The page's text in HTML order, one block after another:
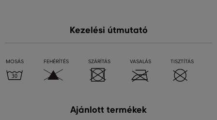
Kezelési útmutató
MOSÁS FEHÉRÍTÉS SZÁRÍTÁS VASALÁS TISZTÍTÁS
Ajánlott termékek